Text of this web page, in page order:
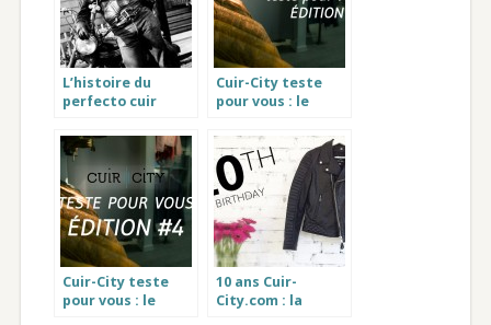
L’histoire du
perfecto cuir
Cuir-City teste
pour vous : le
Sasha noir signé
Oakwood
Cuir-City teste
pour vous : le
10 ans Cuir-
City.com : la